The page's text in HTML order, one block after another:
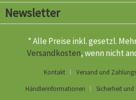
Newsletter
* Alle Preise inkl. gesetzl.
Versandkosten, wenn nicht
Kontakt
Versand und
Händlerinformationen
Sicherheit